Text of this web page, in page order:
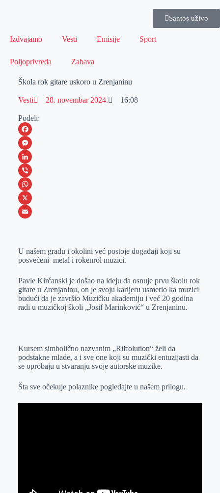
Santos uživo
Izdvajamo Vesti Emisije Sport
Poljoprivreda Zabava
Škola rok gitare uskoro u Zrenjaninu
Vesti 28. novembar 2024. 16:08
Podeli:
F
a
c
e
b
o
M
e
s
s
e
e
r
L
i
n
k
I
n
V
i
b
W
h
s
A
p
p
X
a
i
l
U našem gradu i okolini već postoje događaji koji su
posvećeni metal i rokenrol muzici.
Pavle Kirćanski je došao na ideju da osnuje prvu školu rok
gitare u Zrenjaninu, on je svoju karijeru usmerio ka muzici
budući da je završio Muzičku akademiju i već 20 godina
radi u muzičkoj školi „Josif Marinković“ u Zrenjaninu.
Kursem simbolično nazvanim „Riffolution“ želi da
podstakne mlade, a i sve one koji su muzički entuzijasti da
se oprobaju u stvaranju svoje autorske muzike.
Šta sve očekuje polaznike pogledajte u našem prilogu.